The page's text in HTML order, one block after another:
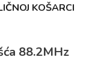
KOŠARCI
88.2MHz